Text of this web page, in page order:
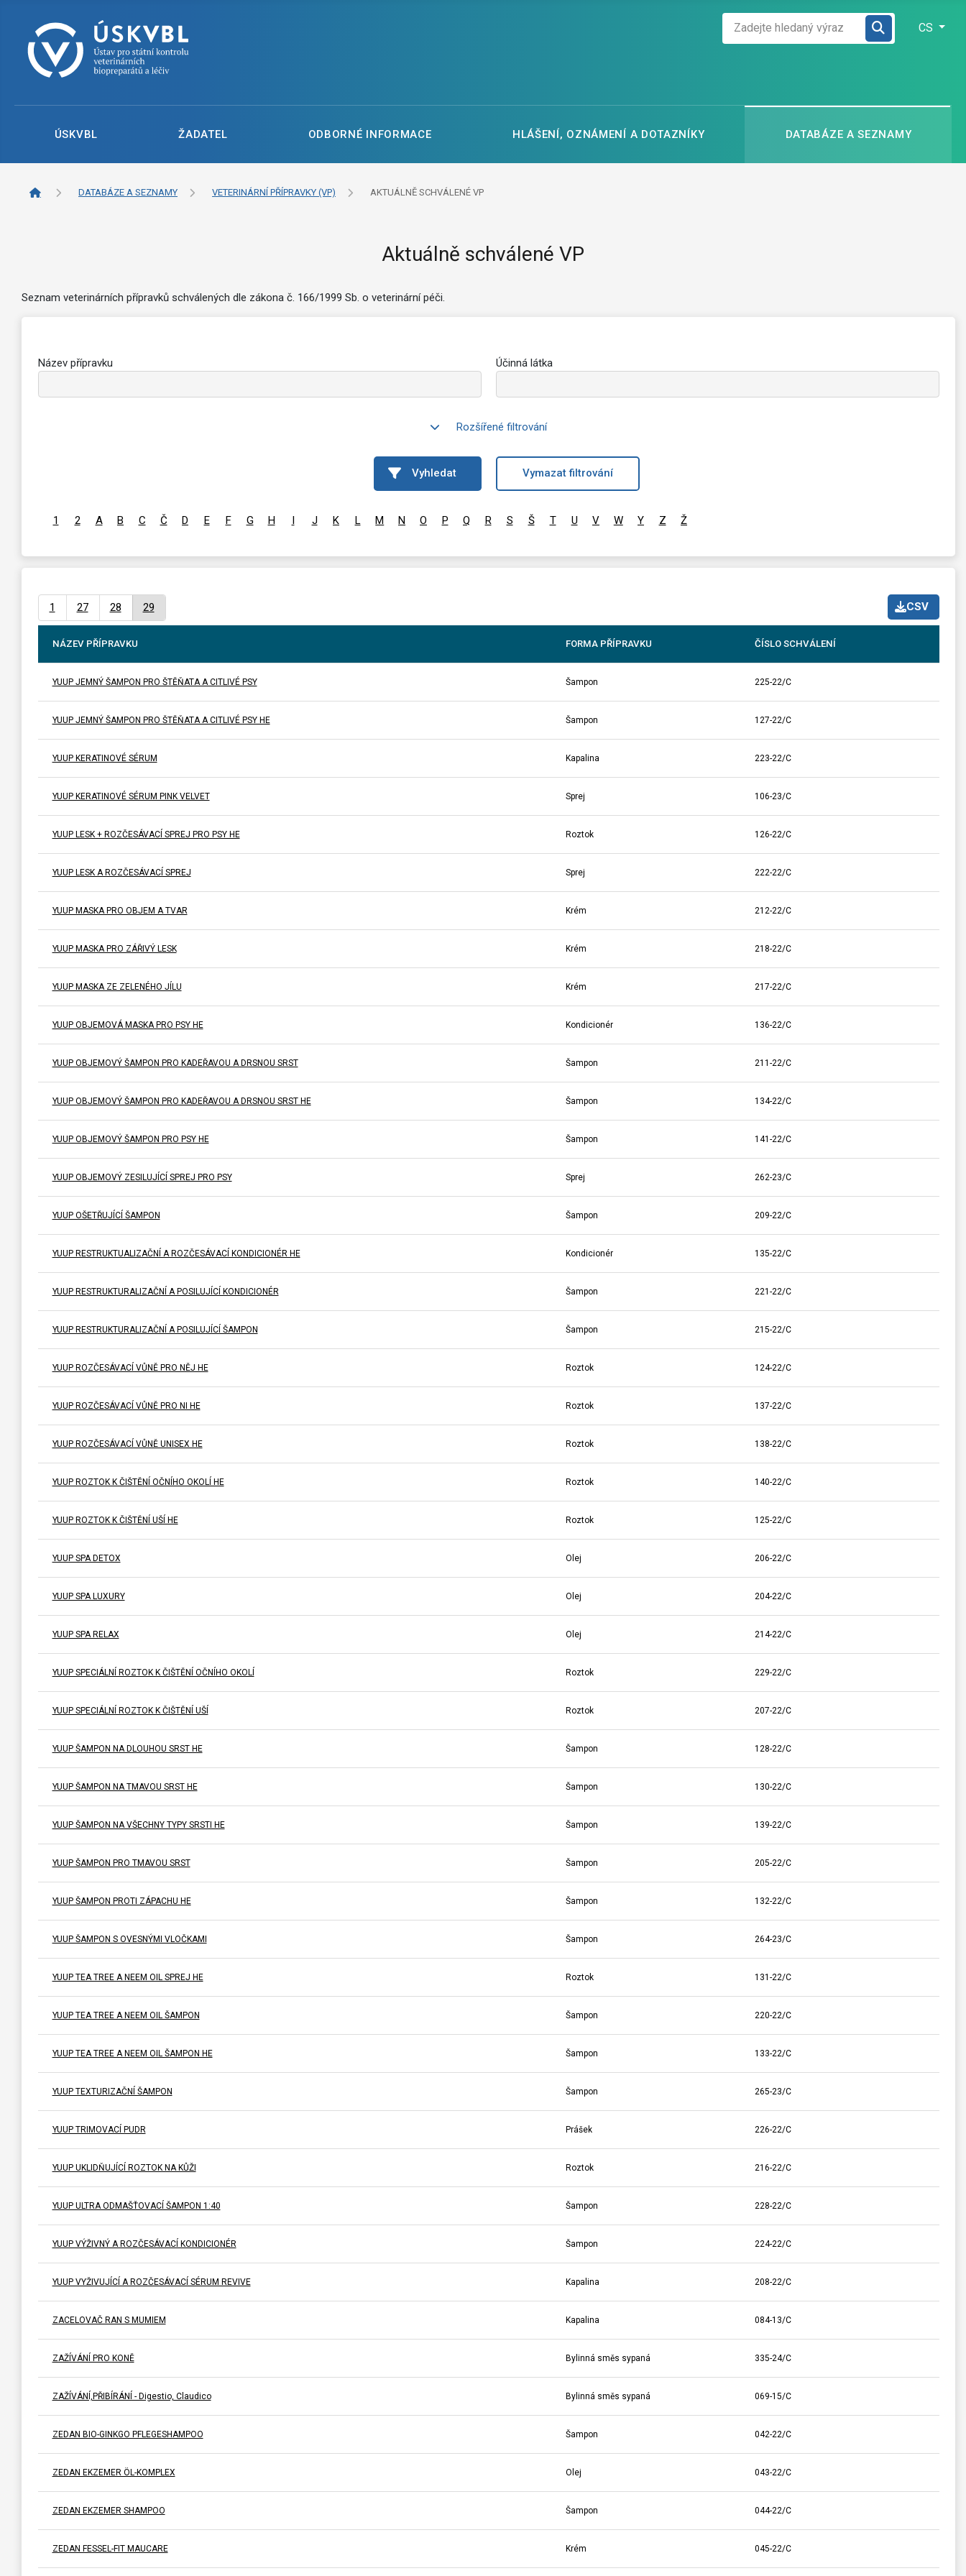
CS
ÚSKVBL ŽADATEL ODBORNÉ INFORMACE HLÁŠENÍ, OZNÁMENÍ A DOTAZNÍKY DATABÁZE A SEZNAMY
DATABÁZE A SEZNAMY VETERINÁRNÍ PŘÍPRAVKY (VP) AKTUÁLNĚ SCHVÁLENÉ VP
Aktuálně schválené VP
Seznam veterinárních přípravků schválených dle zákona č. 166/1999 Sb. o veterinární péči.
Název přípravku Účinná látka
Rozšířené filtrování
Vyhledat Vymazat filtrování
1 2 A B C Č D E F G H I J K L M N O P Q R S Š T U V W Y Z Ž
CSV
1 27 28 29
NÁZEV PŘÍPRAVKU FORMA PŘÍPRAVKU ČÍSLO SCHVÁLENÍ
YUUP JEMNÝ ŠAMPON PRO ŠTĚŇATA A CITLIVÉ PSY Šampon 225-22/C
YUUP JEMNÝ ŠAMPON PRO ŠTĚŇATA A CITLIVÉ PSY HE Šampon 127-22/C
YUUP KERATINOVÉ SÉRUM Kapalina 223-22/C
YUUP KERATINOVÉ SÉRUM PINK VELVET Sprej 106-23/C
YUUP LESK + ROZČESÁVACÍ SPREJ PRO PSY HE Roztok 126-22/C
YUUP LESK A ROZČESÁVACÍ SPREJ Sprej 222-22/C
YUUP MASKA PRO OBJEM A TVAR Krém 212-22/C
YUUP MASKA PRO ZÁŘIVÝ LESK Krém 218-22/C
YUUP MASKA ZE ZELENÉHO JÍLU Krém 217-22/C
YUUP OBJEMOVÁ MASKA PRO PSY HE Kondicionér 136-22/C
YUUP OBJEMOVÝ ŠAMPON PRO KADEŘAVOU A DRSNOU SRST Šampon 211-22/C
YUUP OBJEMOVÝ ŠAMPON PRO KADEŘAVOU A DRSNOU SRST HE Šampon 134-22/C
YUUP OBJEMOVÝ ŠAMPON PRO PSY HE Šampon 141-22/C
YUUP OBJEMOVÝ ZESILUJÍCÍ SPREJ PRO PSY Sprej 262-23/C
YUUP OŠETŘUJÍCÍ ŠAMPON Šampon 209-22/C
YUUP RESTRUKTUALIZAČNÍ A ROZČESÁVACÍ KONDICIONÉR HE Kondicionér 135-22/C
YUUP RESTRUKTURALIZAČNÍ A POSILUJÍCÍ KONDICIONÉR Šampon 221-22/C
YUUP RESTRUKTURALIZAČNÍ A POSILUJÍCÍ ŠAMPON Šampon 215-22/C
YUUP ROZČESÁVACÍ VŮNĚ PRO NĚJ HE Roztok 124-22/C
YUUP ROZČESÁVACÍ VŮNĚ PRO NI HE Roztok 137-22/C
YUUP ROZČESÁVACÍ VŮNĚ UNISEX HE Roztok 138-22/C
YUUP ROZTOK K ČIŠTĚNÍ OČNÍHO OKOLÍ HE Roztok 140-22/C
YUUP ROZTOK K ČIŠTĚNÍ UŠÍ HE Roztok 125-22/C
YUUP SPA DETOX Olej 206-22/C
YUUP SPA LUXURY Olej 204-22/C
YUUP SPA RELAX Olej 214-22/C
YUUP SPECIÁLNÍ ROZTOK K ČIŠTĚNÍ OČNÍHO OKOLÍ Roztok 229-22/C
YUUP SPECIÁLNÍ ROZTOK K ČIŠTĚNÍ UŠÍ Roztok 207-22/C
YUUP ŠAMPON NA DLOUHOU SRST HE Šampon 128-22/C
YUUP ŠAMPON NA TMAVOU SRST HE Šampon 130-22/C
YUUP ŠAMPON NA VŠECHNY TYPY SRSTI HE Šampon 139-22/C
YUUP ŠAMPON PRO TMAVOU SRST Šampon 205-22/C
YUUP ŠAMPON PROTI ZÁPACHU HE Šampon 132-22/C
YUUP ŠAMPON S OVESNÝMI VLOČKAMI Šampon 264-23/C
YUUP TEA TREE A NEEM OIL SPREJ HE Roztok 131-22/C
YUUP TEA TREE A NEEM OIL ŠAMPON Šampon 220-22/C
YUUP TEA TREE A NEEM OIL ŠAMPON HE Šampon 133-22/C
YUUP TEXTURIZAČNÍ ŠAMPON Šampon 265-23/C
YUUP TRIMOVACÍ PUDR Prášek 226-22/C
YUUP UKLIDŇUJÍCÍ ROZTOK NA KŮŽI Roztok 216-22/C
YUUP ULTRA ODMAŠŤOVACÍ ŠAMPON 1:40 Šampon 228-22/C
YUUP VÝŽIVNÝ A ROZČESÁVACÍ KONDICIONÉR Šampon 224-22/C
YUUP VYŽIVUJÍCÍ A ROZČESÁVACÍ SÉRUM REVIVE Kapalina 208-22/C
ZACELOVAČ RAN S MUMIEM Kapalina 084-13/C
ZAŽÍVÁNÍ PRO KONĚ Bylinná směs sypaná 335-24/C
ZAŽÍVÁNÍ,PŘIBÍRÁNÍ - Digestio, Claudico Bylinná směs sypaná 069-15/C
ZEDAN BIO-GINKGO PFLEGESHAMPOO Šampon 042-22/C
ZEDAN EKZEMER ÖL-KOMPLEX Olej 043-22/C
ZEDAN EKZEMER SHAMPOO Šampon 044-22/C
ZEDAN FESSEL-FIT MAUCARE Krém 045-22/C